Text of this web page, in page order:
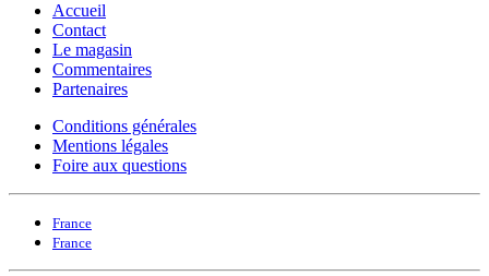
Accueil
Contact
Le magasin
Commentaires
Partenaires
Conditions générales
Mentions légales
Foire aux questions
France
France